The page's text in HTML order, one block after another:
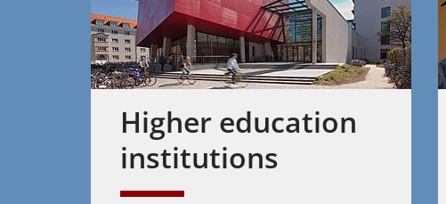
Higher education
institutions